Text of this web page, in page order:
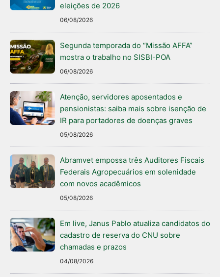
eleições de 2026
06/08/2026
Segunda temporada do “Missão AFFA”
mostra o trabalho no SISBI-POA
06/08/2026
Atenção, servidores aposentados e
pensionistas: saiba mais sobre isenção de
IR para portadores de doenças graves
05/08/2026
Abramvet empossa três Auditores Fiscais
Federais Agropecuários em solenidade
com novos acadêmicos
05/08/2026
Em live, Janus Pablo atualiza candidatos do
cadastro de reserva do CNU sobre
chamadas e prazos
04/08/2026